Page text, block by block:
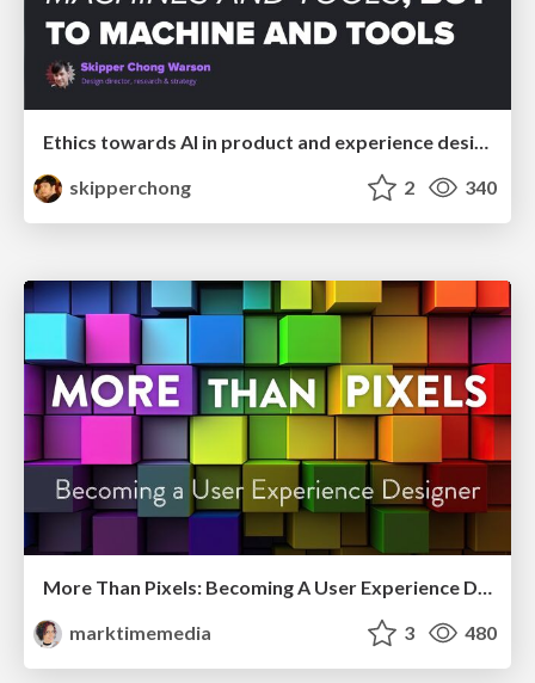
Ethics towards AI in product and experience design
skipperchong
2 340
marktimemedia
3 480